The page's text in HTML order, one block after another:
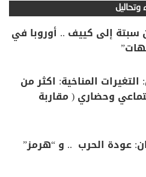
وتحاليل
إلى كييف .. أوروبا في
المناخية: اكثر من
وحضاري ( مقاربة
عودة الحرب .. و “هرمز”